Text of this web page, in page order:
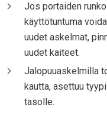
Jos portaiden
käyttötuntuma
uudet askelmat,
uudet kaiteet.
Jalopuuaskelmilla
kautta, asettuu
tasolle.